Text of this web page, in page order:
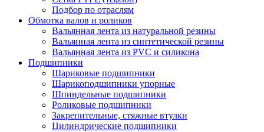
Подбор по отраслям
Обмотка валов и роликов
Вальянная лента из натуральной резины
Вальянная лента из синтетической резины
Вальянная лента из PVC и силикона
Подшипники
Шариковые подшипники
Шарикоподшипники упорные
Шпиндельные подшипники
Роликовые подшипники
Закрепительные, стяжные втулки
Цилиндрические подшипники